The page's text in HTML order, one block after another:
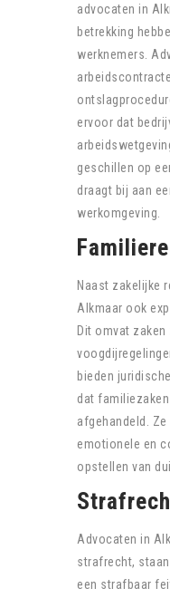
advocaten in
betrekking
werknemers.
ervoor dat
geschillen op
draagt bij aan
werkomgeving.
Naast zakelijke
Alkmaar ook
Dit omvat
bieden
dat
afgehandeld.
emotionele en
opstellen van
Advocaten in
strafrecht,
een strafbaar